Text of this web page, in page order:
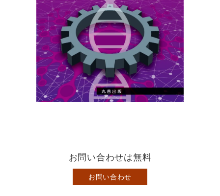
お問い合わせは無料
お問い合わせ